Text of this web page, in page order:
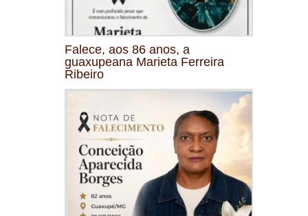
Falece, aos 86 anos, a
guaxupeana Marieta Ferreira
Ribeiro